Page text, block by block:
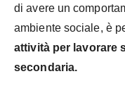
di avere un
ambiente sociale, è
attività per lavorare
secondaria.